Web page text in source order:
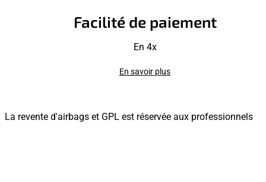
Facilité de paiement
En 4x
En savoir plus
La revente d'airbags et GPL est réservée aux professionnels